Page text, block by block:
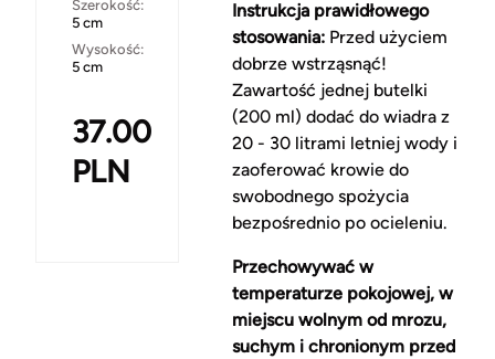
Szerokość:
5 cm
Wysokość:
5 cm
37.00
PLN
Instrukcja prawidłowego
stosowania: Przed użyciem
dobrze wstrząsnąć!
Zawartość jednej butelki
(200 ml) dodać do wiadra z
20 - 30 litrami letniej wody i
zaoferować krowie do
swobodnego spożycia
bezpośrednio po ocieleniu.
Przechowywać w
temperaturze pokojowej, w
miejscu wolnym od mrozu,
suchym i chronionym przed